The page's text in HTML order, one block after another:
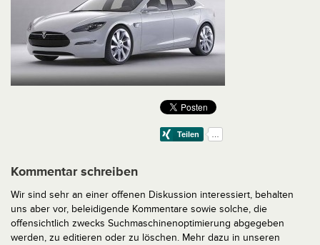
Kommentar schreiben
Wir sind sehr an einer offenen Diskussion interessiert, behalten
uns aber vor, beleidigende Kommentare sowie solche, die
offensichtlich zwecks Suchmaschinenoptimierung abgegeben
werden, zu editieren oder zu löschen. Mehr dazu in unseren